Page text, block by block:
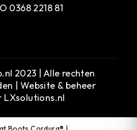
0368 2218 81
2023 | Alle rechten
| Website & beheer
LXsolutions.nl